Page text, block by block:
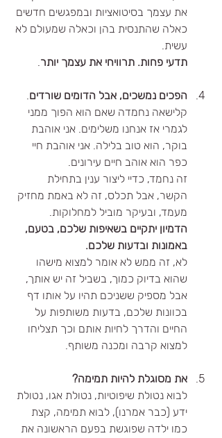
את עצמך בסיטואציות ובמפגשים חדשים
כאלה שהתנסית בהן וכאלה שמעולם לא
עשית.
תדעי פחות. תרוויחי את עצמך יותר.
הפכים נמשכים, אבל הדומים שורדים.
קלישאה נחמדה שאם הוא הפוך ממני
לגמרי אז אנחנו משלימים. אני אוהבת
בוקר, הוא טוב בלילה. אני אוהבת חיי
כפר הוא אוהב חיים עירונים.
זה נחמד, כדיי ליצור ענין בתחילת
הקשר, אבל תכלס, זה לא באמת מחזיק
מעמד, ובעיקר מוביל למחלוקות.
הדמיון יתקיים בשאיפות שלכם, בטעם,
באמונות ובדעות שלכם.
לא, זה ממש לא אומר למצוא מישהו
שהוא בדיוק כמוך, בשביל זה יש אותך,
אבל מספיק ששניכם תהיו על אותו דף
בכוונות שלכם, בדעות משותפות על
החיים והדרך לחיות אותם וכך תצליחו
למצוא קרבה ומכנה משותף.
את מסוגלת להיות תמימה?
לבוא נטולת שיפוטיות, נטולת אגו, נטולת
ידע (כבר אמרנו), לבוא תמימה, קצת
כמו ילדה שפוגשת בפעם הראשונה את